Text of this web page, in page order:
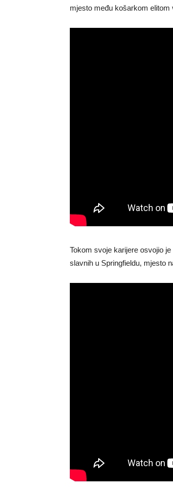
mjesto među košarkom elitom
Tokom svoje karijere osvojio
slavnih u Springfieldu, mjesto